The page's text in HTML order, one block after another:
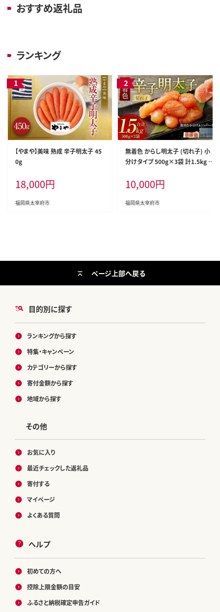
おすすめ返礼品
ランキング
【やまや】美味 熟成 辛子明太子 45
0g
18,000円
福岡県太宰府市
無着色 からし明太子 (切れ子) 小
分けタイプ 500g×3袋 計1.5kg 便
10,000円
福岡県太宰府市
目的別に探す
ランキングから探す
特集・キャンペーン
カテゴリーから探す
寄付金額から探す
地域から探す
その他
お気に入り
最近チェックした返礼品
寄付する
マイページ
よくある質問
ヘルプ
初めての方へ
控除上限金額の目安
ふるさと納税確定申告ガイド
ページ上部へ戻る